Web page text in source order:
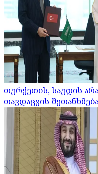
თურქეთის, საუდის
თავდაცვის